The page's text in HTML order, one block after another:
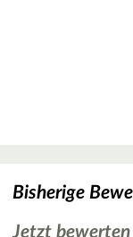
Bisherige
Jetzt bewerten